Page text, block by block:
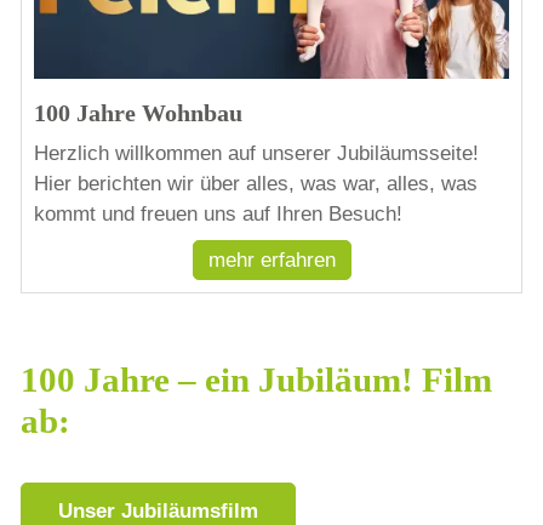
100 Jahre Wohnbau
Herzlich willkommen auf unserer Jubiläumsseite!
Hier berichten wir über alles, was war, alles, was
kommt und freuen uns auf Ihren Besuch!
mehr erfahren
100 Jahre – ein Jubiläum! Film
ab:
Unser Jubiläumsfilm